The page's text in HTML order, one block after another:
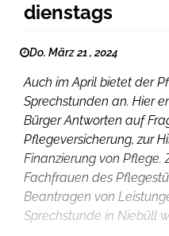
dienstags
Do. März 21 , 2024
Auch im April bietet der
Sprechstunden an. Hier
Bürger Antworten auf
Pflegeversicherung, zur
Finanzierung von Pflege.
Fachfrauen des
Beantragen von
Sprechstunde in Niebüll